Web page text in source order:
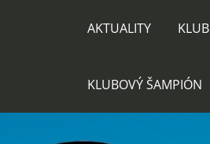
AKTUALITY KLUB
KLUBOVÝ ŠAMPIÓN